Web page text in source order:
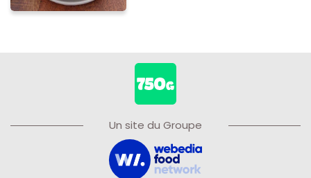
Un site du Groupe